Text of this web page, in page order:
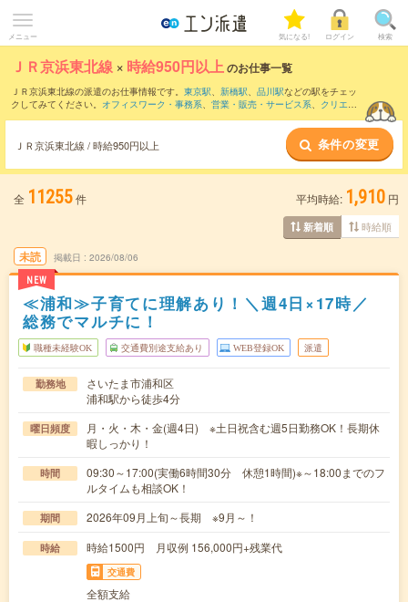
メニュー 気になる! ログイン 検索
ＪＲ京浜東北線 × 時給950円以上のお仕事一覧
ＪＲ京浜東北線の派遣のお仕事情報です。 東京駅、 新橋駅、 品川駅などの駅をチェッ
クしてみてください。 オフィスワーク・事務系、 営業・販売・サービス系、 クリエイ
ＪＲ京浜東北線 / 時給950円以上 条件の変更
全 11255件 平均時給: 1,910 円
新着順 時給順
未読
NEW
掲載日 2026/08/06
≪浦和≫子育てに理解あり！＼週4日×17時／
総務でマルチに！
職種未経験OK 交通費別途支給あり WEB登録OK 派遣
勤務地
さいたま市浦和区
浦和駅から徒歩4分
曜日頻度
月・火・木・金(週4日) ※土日祝含む週5日勤務OK！長期休
暇しっかり！
時間
09:30～17:00(実働6時間30分 休憩1時間)※～18:00までのフ
ルタイムも相談OK！
期間 2026年09月上旬～長期 ※9月～！
時給 時給1500円 月収例 156,000円+残業代
交通費
全額支給